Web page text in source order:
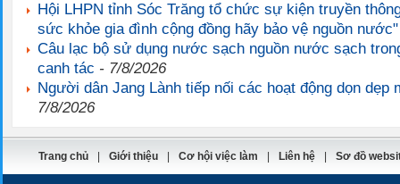
Hội LHPN tỉnh Sóc Trăng tổ chức sự kiện truyền
sức khỏe gia đình cộng đồng hãy bảo vệ nguồn nước"
Câu lạc bộ sử dụng nước sạch nguồn nước sạch
canh tác - 7/8/2026
Người dân Jang Lành tiếp nối các hoạt động dọn dẹp
7/8/2026
Trang chủ Giới thiệu Cơ hội việc làm Liên hệ Sơ đồ